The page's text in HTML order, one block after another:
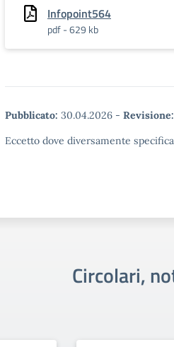
Infopoint564
pdf - 629 kb
Pubblicato: 30.04.2026 - Revisione:
Eccetto dove diversamente
Circolari,